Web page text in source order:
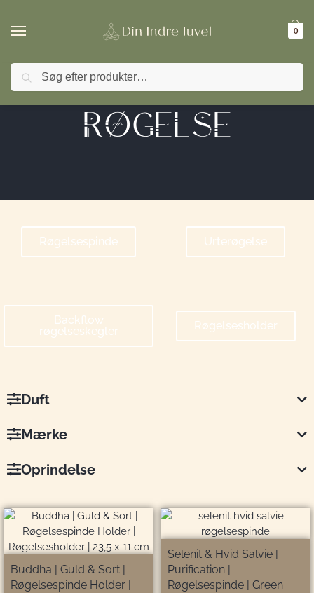
0
🚚 FRI FRAGT ved køb over 499,- | ⭐ TrustPilot 4,9 /
RØGELSE
Røgelsespinde Urterøgelse
Backflow
røgelseskegler
Røgelsesholder
Duft
Mærke
Oprindelse
Buddha | Guld & Sort |
Røgelsespinde Holder |
Selenit & Hvid Salvie |
Purification |
Røgelsespinde | Green